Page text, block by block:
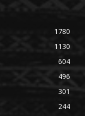
1780
1130
604
496
301
244